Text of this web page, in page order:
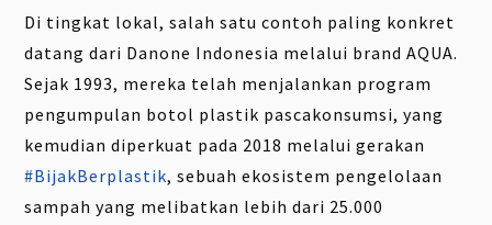
Di tingkat lokal, salah satu contoh paling konkret
datang dari Danone Indonesia melalui brand AQUA.
Sejak 1993, mereka telah menjalankan program
pengumpulan botol plastik pascakonsumsi, yang
kemudian diperkuat pada 2018 melalui gerakan
#BijakBerplastik, sebuah ekosistem pengelolaan
sampah yang melibatkan lebih dari 25.000